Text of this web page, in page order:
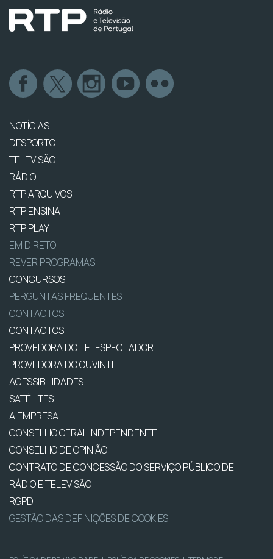
NOTÍCIAS
DESPORTO
TELEVISÃO
RÁDIO
RTP ARQUIVOS
RTP ENSINA
RTP PLAY
EM DIRETO
REVER PROGRAMAS
CONCURSOS
PERGUNTAS FREQUENTES
CONTACTOS
CONTACTOS
PROVEDORA DO TELESPECTADOR
PROVEDORA DO OUVINTE
ACESSIBILIDADES
SATÉLITES
A EMPRESA
CONSELHO GERAL INDEPENDENTE
CONSELHO DE OPINIÃO
CONTRATO DE CONCESSÃO DO SERVIÇO PÚBLICO DE
RÁDIO E TELEVISÃO
RGPD
GESTÃO DAS DEFINIÇÕES DE COOKIES